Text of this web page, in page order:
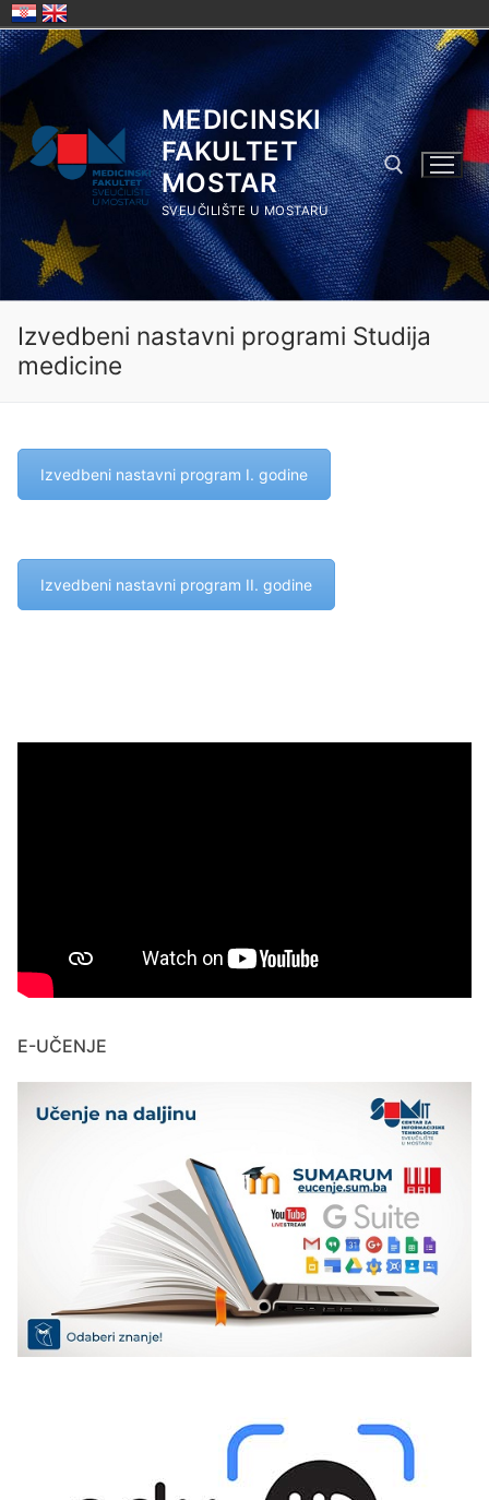
Skip
content
MEDICINSKI
FAKULTET
MOSTAR
SVEUČILIŠTE U MOSTARU
Search for:
Izvedbeni nastavni programi Studija
medicine
Izvedbeni nastavni program I. godine
Izvedbeni nastavni program II. godine
E-UČENJE